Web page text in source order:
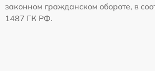
законном гражданском обороте, в
1487 ГК РФ.